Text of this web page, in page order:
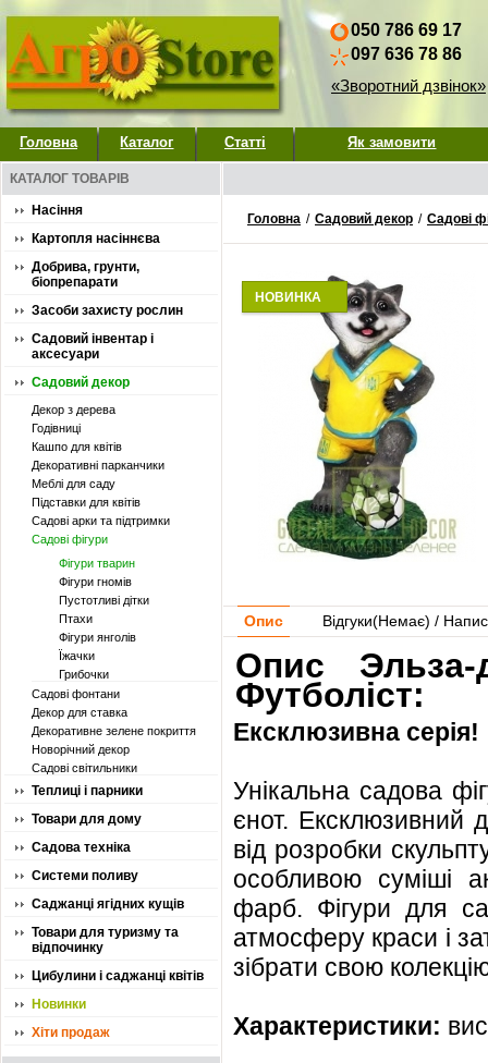
050 786 69 17
097 636 78 86
«Зворотний дзвінок»
Головна Каталог Статті Як замовити
КАТАЛОГ ТОВАРІВ
Насіння
Картопля насіннєва
Добрива, грунти,
біопрепарати
Засоби захисту рослин
Садовий інвентар і
аксесуари
Садовий декор
Декор з дерева
Годівниці
Кашпо для квітів
Декоративні парканчики
Меблі для саду
Підставки для квітів
Садові арки та підтримки
Садові фігури
Фігури тварин
Фігури гномів
Пустотливі дітки
Птахи
Фігури янголів
Їжачки
Грибочки
Садові фонтани
Декор для ставка
Декоративне зелене покриття
Новорічний декор
Садові світильники
Теплиці і парники
Товари для дому
Садова техніка
Системи поливу
Саджанці ягідних кущів
Товари для туризму та
відпочинку
Цибулини і саджанці квітів
Новинки
Хіти продаж
Головна / Садовий декор / Садові
НОВИНКА
Опис Відгуки(Немає) /
Опис
Футболіст:
Ексклюзивна серія!
Унікальна садова
єнот. Ексклюзивний
від розробки
особливою суміші
фарб. Фігури для
атмосферу краси і
зібрати свою
Характеристики: